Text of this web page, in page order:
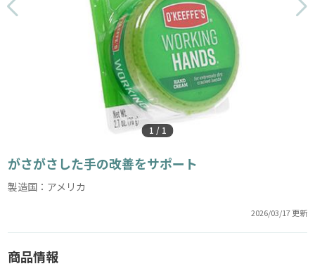
1 / 1
がさがさした手の改善をサポート
製造国：アメリカ
2026/03/17 更新
商品情報